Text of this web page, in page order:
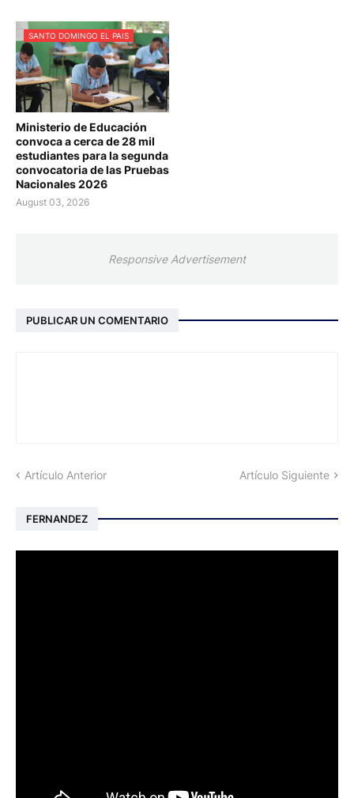
SANTO DOMINGO EL PAIS
Ministerio de Educación
convoca a cerca de 28 mil
estudiantes para la segunda
convocatoria de las Pruebas
Nacionales 2026
August 03, 2026
Responsive Advertisement
PUBLICAR UN COMENTARIO
Artículo Anterior Artículo Siguiente
FERNANDEZ